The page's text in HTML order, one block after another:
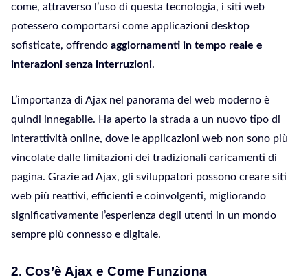
come, attraverso l’uso di questa tecnologia, i siti web
potessero comportarsi come applicazioni desktop
sofisticate, offrendo aggiornamenti in tempo reale e
interazioni senza interruzioni.
L’importanza di Ajax nel panorama del web moderno è
quindi innegabile. Ha aperto la strada a un nuovo tipo di
interattività online, dove le applicazioni web non sono più
vincolate dalle limitazioni dei tradizionali caricamenti di
pagina. Grazie ad Ajax, gli sviluppatori possono creare siti
web più reattivi, efficienti e coinvolgenti, migliorando
significativamente l’esperienza degli utenti in un mondo
sempre più connesso e digitale.
2. Cos’è Ajax e Come Funziona